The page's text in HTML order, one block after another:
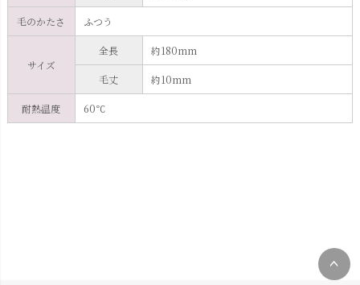
毛のかたさ ふつう
サイズ
全長 約180mm
毛丈 約10mm
耐熱温度 60℃